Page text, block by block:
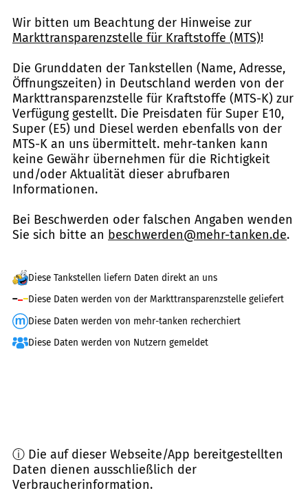
Wir bitten um Beachtung der Hinweise zur
Markttransparenzstelle für Kraftstoffe (MTS)!
Die Grunddaten der Tankstellen (Name, Adresse,
Öffnungszeiten) in Deutschland werden von der
Markttransparenzstelle für Kraftstoffe (MTS-K) zur
Verfügung gestellt. Die Preisdaten für Super E10,
Super (E5) und Diesel werden ebenfalls von der
MTS-K an uns übermittelt. mehr-tanken kann
keine Gewähr übernehmen für die Richtigkeit
und/oder Aktualität dieser abrufbaren
Informationen.
Bei Beschwerden oder falschen Angaben wenden
Sie sich bitte an beschwerden@mehr-tanken.de.
Diese Tankstellen liefern Daten direkt an uns
Diese Daten werden von der Markttransparenzstelle geliefert
Diese Daten werden von mehr-tanken recherchiert
Diese Daten werden von Nutzern gemeldet
ⓘ Die auf dieser Webseite/App bereitgestellten
Daten dienen ausschließlich der
Verbraucherinformation.